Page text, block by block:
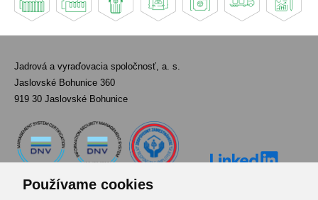
Používame cookies
Jadrová a vyraďovacia spoločnosť, a. s.
Jaslovské Bohunice 360
919 30 Jaslovské Bohunice